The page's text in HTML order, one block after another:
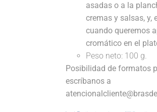
asadas o a la
cremas y salsas, y,
cuando queremos
cromático en el
Peso neto: 100 g.
Posibilidad de formatos
escríbanos a